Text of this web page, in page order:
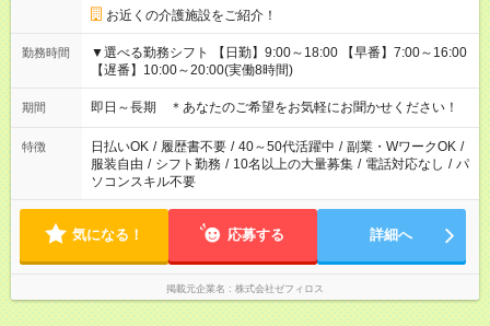
お近くの介護施設をご紹介！
勤務時間
▼選べる勤務シフト 【日勤】9:00～18:00 【早番】7:00～16:00
【遅番】10:00～20:00(実働8時間)
期間 即日～長期 ＊あなたのご希望をお気軽にお聞かせください！
特徴 日払いOK / 履歴書不要 / 40～50代活躍中 / 副業・WワークOK /
服装自由 / シフト勤務 / 10名以上の大量募集 / 電話対応なし / パ
ソコンスキル不要
気になる！ 応募する 詳細へ
掲載元企業名 株式会社ゼフィロス